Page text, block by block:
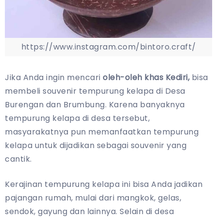
https://www.instagram.com/bintoro.craft/
Jika Anda ingin mencari oleh-oleh khas Kediri,bisa
membeli souvenir tempurung kelapa di Desa
Burengan dan Brumbung. Karena banyaknya
tempurung kelapa di desa tersebut,
masyarakatnya pun memanfaatkan tempurung
kelapa untuk dijadikan sebagai souvenir yang
cantik.
Kerajinan tempurung kelapa ini bisa Anda jadikan
pajangan rumah, mulai dari mangkok, gelas,
sendok, gayung dan lainnya. Selain di desa